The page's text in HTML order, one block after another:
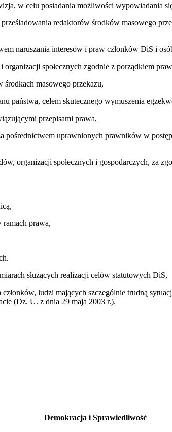
w celu posiadania możliwości wypowiadania
redaktorów środków masowego
naruszania interesów i praw członków DiS i
społecznych zgodnie z porządkiem
masowego przekazu,
państwa, celem skutecznego wymuszenia
przepisami prawa,
pośrednictwem uprawnionych prawników w
organizacji społecznych i gospodarczych, za
prawa,
służących realizacji celów statutowych DiS,
ludzi mających szczególnie trudną
(Dz. U. z dnia 29 maja 2003 r.).
Demokracja i Sprawiedliwość